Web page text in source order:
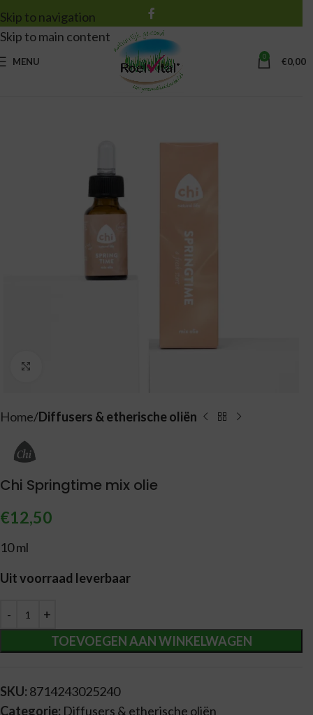
Skip to navigation
Skip to main content
MENU 0 €0,00
Home Diffusers & etherische oliën
Chi Springtime mix olie
€12,50
10 ml
Uit voorraad leverbaar
TOEVOEGEN AAN WINKELWAGEN
Alternative:
SKU: 8714243025240
Categorie: Diffusers & etherische oliën